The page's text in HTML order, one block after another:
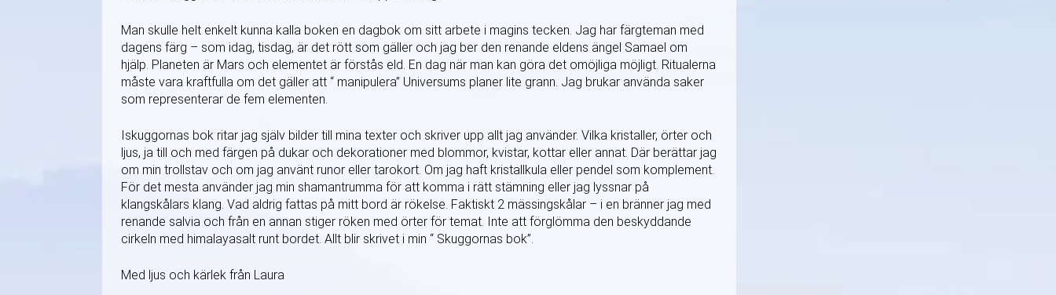
Man skulle helt enkelt kunna kalla boken en dagbok om sitt arbete i magins tecken. Jag har färgteman med
dagens färg – som idag, tisdag, är det rött som gäller och jag ber den renande eldens ängel Samael om
hjälp. Planeten är Mars och elementet är förstås eld. En dag när man kan göra det omöjliga möjligt. Ritualerna
måste vara kraftfulla om det gäller att “ manipulera” Universums planer lite grann. Jag brukar använda saker
som representerar de fem elementen.
Iskuggornas bok ritar jag själv bilder till mina texter och skriver upp allt jag använder. Vilka kristaller, örter och
ljus, ja till och med färgen på dukar och dekorationer med blommor, kvistar, kottar eller annat. Där berättar jag
om min trollstav och om jag använt runor eller tarokort. Om jag haft kristallkula eller pendel som komplement.
För det mesta använder jag min shamantrumma för att komma i rätt stämning eller jag lyssnar på
klangskålars klang. Vad aldrig fattas på mitt bord är rökelse. Faktiskt 2 mässingskålar – i en bränner jag med
renande salvia och från en annan stiger röken med örter för temat. Inte att förglömma den beskyddande
cirkeln med himalayasalt runt bordet. Allt blir skrivet i min “ Skuggornas bok”.
Med ljus och kärlek från Laura